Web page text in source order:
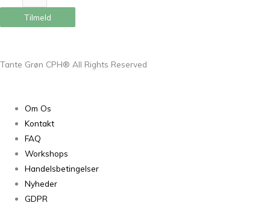
Tilmeld
Tante Grøn CPH® All Rights Reserved
Om Os
Kontakt
FAQ
Workshops
Handelsbetingelser
Nyheder
GDPR